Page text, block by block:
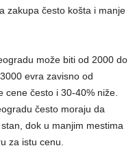
zakupa često košta i manje
može biti od 2000 do
evra zavisno od
cene često i 30-40% niže.
često moraju da
dok u manjim mestima
za istu cenu.